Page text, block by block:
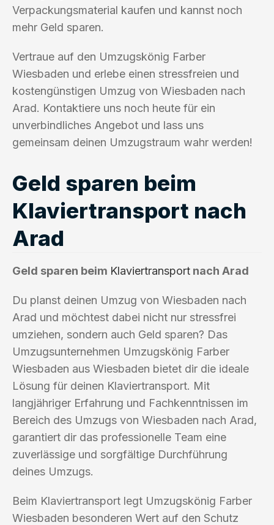
Verpackungsmaterial kaufen und kannst noch
mehr Geld sparen.
Vertraue auf den Umzugskönig Farber
Wiesbaden und erlebe einen stressfreien und
kostengünstigen Umzug von Wiesbaden nach
Arad. Kontaktiere uns noch heute für ein
unverbindliches Angebot und lass uns
gemeinsam deinen Umzugstraum wahr werden!
Geld sparen beim
Klaviertransport nach
Arad
Geld sparen beim Klaviertransport nach Arad
Du planst deinen Umzug von Wiesbaden nach
Arad und möchtest dabei nicht nur stressfrei
umziehen, sondern auch Geld sparen? Das
Umzugsunternehmen Umzugskönig Farber
Wiesbaden aus Wiesbaden bietet dir die ideale
Lösung für deinen Klaviertransport. Mit
langjähriger Erfahrung und Fachkenntnissen im
Bereich des Umzugs von Wiesbaden nach Arad,
garantiert dir das professionelle Team eine
zuverlässige und sorgfältige Durchführung
deines Umzugs.
Beim Klaviertransport legt Umzugskönig Farber
Wiesbaden besonderen Wert auf den Schutz